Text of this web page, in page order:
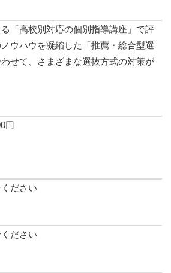
「高校別対応の個別指導講座」で評
ウハウを凝縮した「推薦・総合型選
せて、さまざまな選抜方式の対策が
円
ださい
ださい